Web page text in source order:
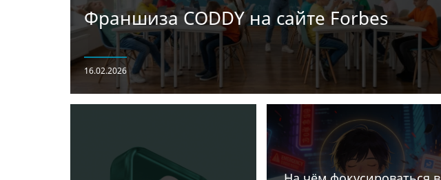
Франшиза CODDY на сайте Forbes
16.02.2026